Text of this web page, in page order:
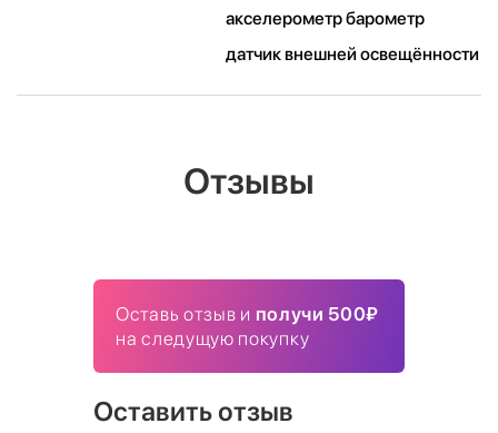
акселерометр барометр
датчик внешней освещённости
Отзывы
Оставь отзыв и получи 500₽
на следущую покупку
Оставить отзыв